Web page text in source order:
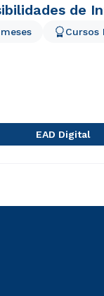
de
Cursos
EAD Digital